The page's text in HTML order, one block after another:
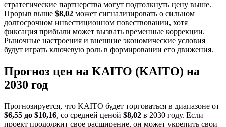
стратегические партнерства могут подтолкнуть цену выше.
Прорыв выше $8,02 может сигнализировать о сильном
долгосрочном инвестиционном повествовании, хотя
фиксация прибыли может вызвать временные коррекции.
Рыночные настроения и внешние экономические условия
будут играть ключевую роль в формировании его движения.
Прогноз цен на KAITO (KAITO) на
2030 год
Прогнозируется, что KAITO будет торговаться в диапазоне от
$6,55 до $10,16, со средней ценой $8,02 в 2030 году. Если
проект продолжит свое расширение, он может укрепить свои